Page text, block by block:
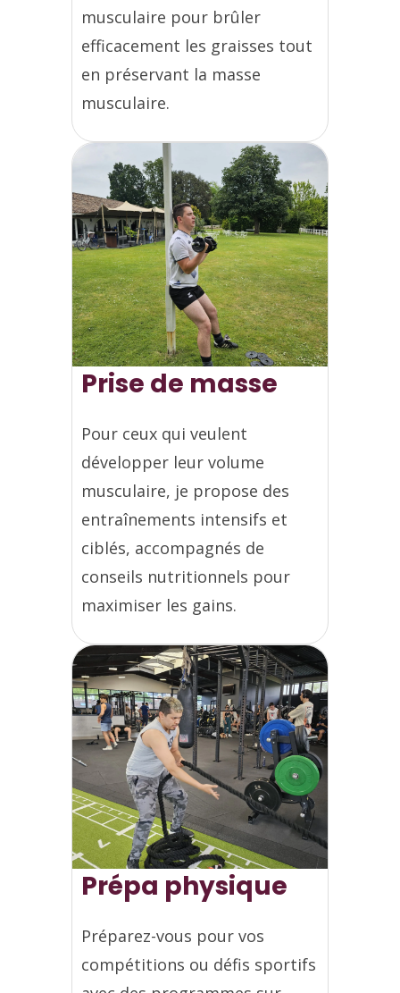
musculaire pour brûler
efficacement les graisses tout
en préservant la masse
musculaire.
Prise de masse
Pour ceux qui veulent
développer leur volume
musculaire, je propose des
entraînements intensifs et
ciblés, accompagnés de
conseils nutritionnels pour
maximiser les gains.
Prépa physique
Préparez-vous pour vos
compétitions ou défis sportifs